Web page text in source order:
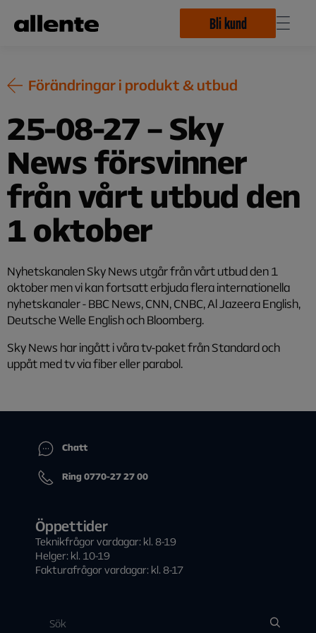
Bli kund
Förändringar i produkt & utbud
25-08-27 – Sky
News försvinner
från vårt utbud den
1 oktober
Nyhetskanalen Sky News utgår från vårt utbud den 1
oktober men vi kan fortsatt erbjuda flera internationella
nyhetskanaler - BBC News, CNN, CNBC, Al Jazeera English,
Deutsche Welle English och Bloomberg.
Sky News har ingått i våra tv-paket från Standard och
uppåt med tv via fiber eller parabol.
Chatt
Ring 0770-27 27 00
Öppettider
Teknikfrågor vardagar: kl. 8-19
Helger: kl. 10-19
Fakturafrågor vardagar: kl. 8-17